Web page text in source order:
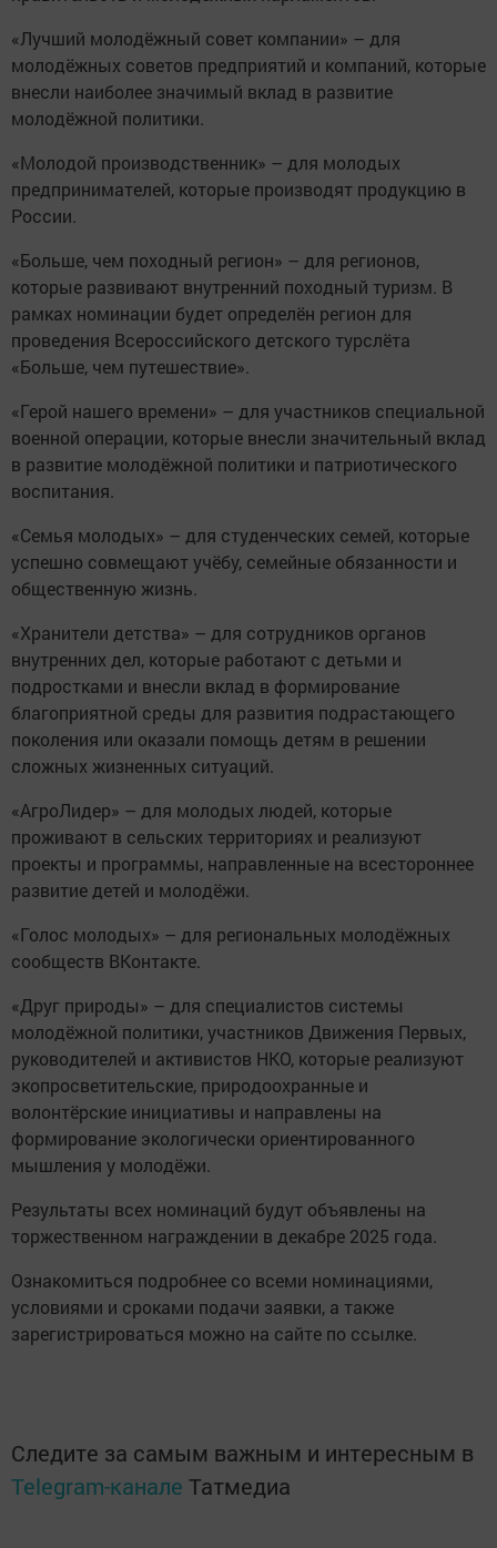
«Лучший молодёжный совет компании» – для
молодёжных советов предприятий и компаний, которые
внесли наиболее значимый вклад в развитие
молодёжной политики.
«Молодой производственник» – для молодых
предпринимателей, которые производят продукцию в
России.
«Больше, чем походный регион» – для регионов,
которые развивают внутренний походный туризм. В
рамках номинации будет определён регион для
проведения Всероссийского детского турслёта
«Больше, чем путешествие».
«Герой нашего времени» – для участников специальной
военной операции, которые внесли значительный вклад
в развитие молодёжной политики и патриотического
воспитания.
«Семья молодых» – для студенческих семей, которые
успешно совмещают учёбу, семейные обязанности и
общественную жизнь.
«Хранители детства» – для сотрудников органов
внутренних дел, которые работают с детьми и
подростками и внесли вклад в формирование
благоприятной среды для развития подрастающего
поколения или оказали помощь детям в решении
сложных жизненных ситуаций.
«АгроЛидер» – для молодых людей, которые
проживают в сельских территориях и реализуют
проекты и программы, направленные на всестороннее
развитие детей и молодёжи.
«Голос молодых» – для региональных молодёжных
сообществ ВКонтакте.
«Друг природы» – для специалистов системы
молодёжной политики, участников Движения Первых,
руководителей и активистов НКО, которые реализуют
экопросветительские, природоохранные и
волонтёрские инициативы и направлены на
формирование экологически ориентированного
мышления у молодёжи.
Результаты всех номинаций будут объявлены на
торжественном награждении в декабре 2025 года.
Ознакомиться подробнее со всеми номинациями,
условиями и сроками подачи заявки, а также
зарегистрироваться можно на сайте по ссылке.
Следите за самым важным и интересным в
Telegram-канале Татмедиа